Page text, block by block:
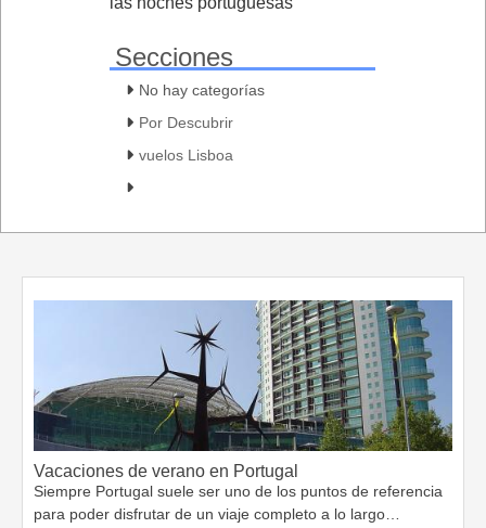
Secciones
No hay categorías
Por Descubrir
vuelos Lisboa
Vacaciones de verano en Portugal
Siempre Portugal suele ser uno de los puntos de referencia
para poder disfrutar de un viaje completo a lo largo…